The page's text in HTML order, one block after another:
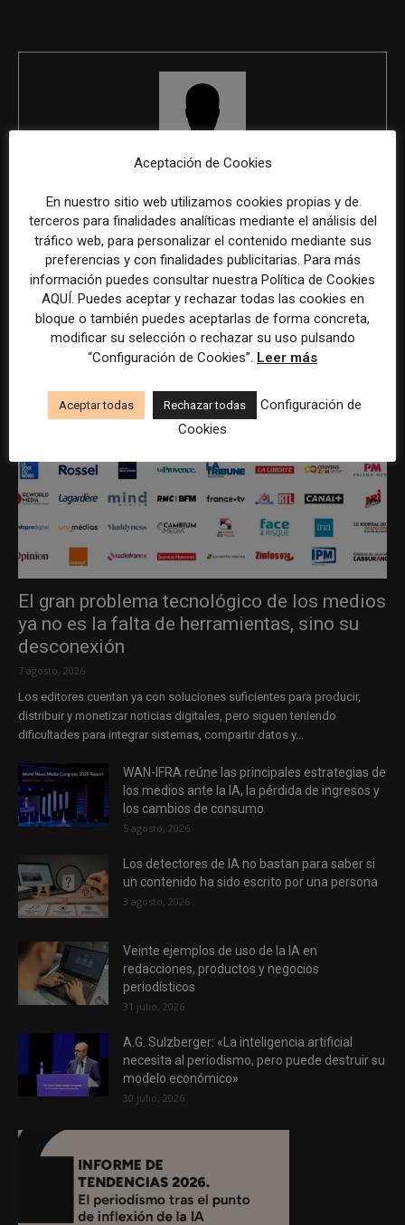
ÚLTIMOS ARTÍCULOS
El gran problema tecnológico de los medios
ya no es la falta de herramientas, sino su
desconexión
7 agosto, 2026
Los editores cuentan ya con soluciones suficientes para producir,
distribuir y monetizar noticias digitales, pero siguen teniendo
dificultades para integrar sistemas, compartir datos y...
WAN-IFRA reúne las principales estrategias de
los medios ante la IA, la pérdida de ingresos y
los cambios de consumo
5 agosto, 2026
Los detectores de IA no bastan para saber si
un contenido ha sido escrito por una persona
3 agosto, 2026
Veinte ejemplos de uso de la IA en
redacciones, productos y negocios
periodísticos
31 julio, 2026
A.G. Sulzberger: «La inteligencia artificial
necesita al periodismo, pero puede destruir su
modelo económico»
30 julio, 2026
Aceptación de Cookies
En nuestro sitio web utilizamos cookies propias y de
terceros para finalidades analíticas mediante el análisis del
tráfico web, para personalizar el contenido mediante sus
preferencias y con finalidades publicitarias. Para más
información puedes consultar nuestra Política de Cookies
AQUÍ. Puedes aceptar y rechazar todas las cookies en
bloque o también puedes aceptarlas de forma concreta,
modificar su selección o rechazar su uso pulsando
“Configuración de Cookies”. Leer más
Aceptar todas Rechazar todas
Configuración de
Cookies